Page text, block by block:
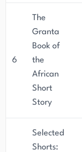
6
The
Granta
Book of
the
African
Short
Story
Selected
Shorts: